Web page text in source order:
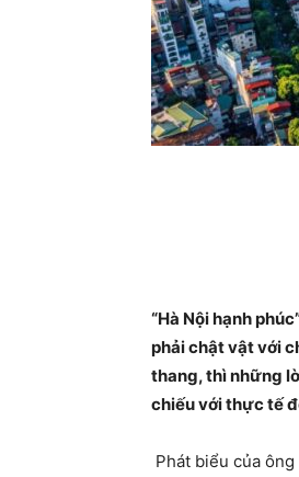
“Hà Nội hạnh
phải chật vật với
thang, thì những
chiếu với thực tế
Phát biểu của